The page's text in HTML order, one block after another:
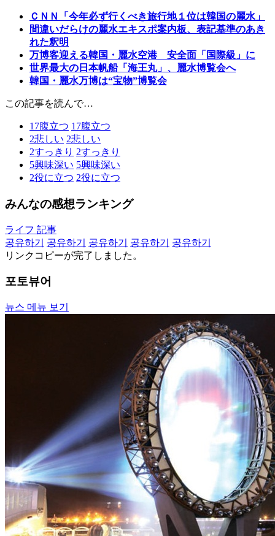
ＣＮＮ「今年必ず行くべき旅行地１位は韓国の麗水」
間違いだらけの麗水エキスポ案内板、表記基準のあき
れた釈明
万博客迎える韓国・麗水空港 安全面「国際級」に
世界最大の日本帆船「海王丸」、麗水博覧会へ
韓国・麗水万博は“宝物”博覧会
この記事を読んで…
17腹立つ 17腹立つ
2悲しい 2悲しい
2すっきり 2すっきり
5興味深い 5興味深い
2役に立つ 2役に立つ
みんなの感想ランキング
ライフ 記事
공유하기
공유하기 공유하기 공유하기
공유하기
リンクコピーが完了しました。
포토뷰어
뉴스 메뉴 보기